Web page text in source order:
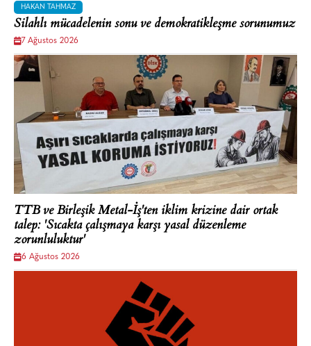
HAKAN TAHMAZ
Silahlı mücadelenin sonu ve demokratikleşme sorunumuz
7 Ağustos 2026
TTB ve Birleşik Metal-İş'ten iklim krizine dair ortak
talep: 'Sıcakta çalışmaya karşı yasal düzenleme
zorunluluktur'
6 Ağustos 2026